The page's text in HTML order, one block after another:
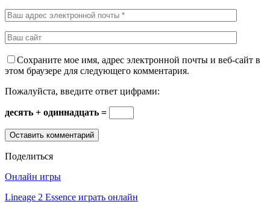
Сохраните мое имя, адрес электронной почты и веб-сайт в
этом браузере для следующего комментария.
Пожалуйста, введите ответ цифрами:
десять + одиннадцать =
Поделиться
Онлайн игры
Lineage 2 Essence играть онлайн